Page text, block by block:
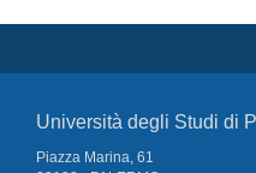
Università degli Studi di
Piazza Marina, 61